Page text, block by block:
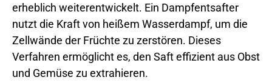
erheblich weiterentwickelt. Ein Dampfentsafter
nutzt die Kraft von heißem Wasserdampf, um die
Zellwände der Früchte zu zerstören. Dieses
Verfahren ermöglicht es, den Saft effizient aus Obst
und Gemüse zu extrahieren.